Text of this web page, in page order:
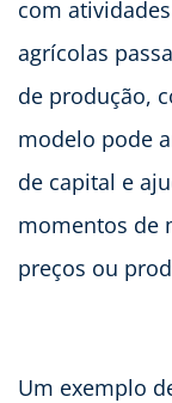
com
agrícolas
de produção,
modelo pode
de capital e
momentos de
preços ou
Um exemplo